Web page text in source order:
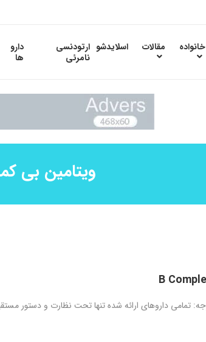
خانواده مقالات اسلایدشو ارتودنسی
نامرئی
دارو
ها
ویتامین بی